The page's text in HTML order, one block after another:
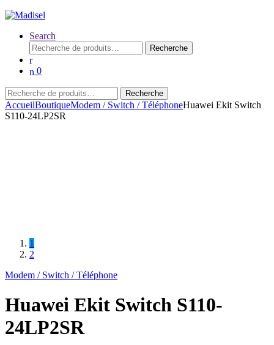
Search
Recherche
pour :
Recherche
0
Recherche
pour :
Recherche
AccueilBoutiqueModem / Switch / TéléphoneHuawei Ekit Switch
S110-24LP2SR
1
2
Modem / Switch / Téléphone
Huawei Ekit Switch S110-
24LP2SR